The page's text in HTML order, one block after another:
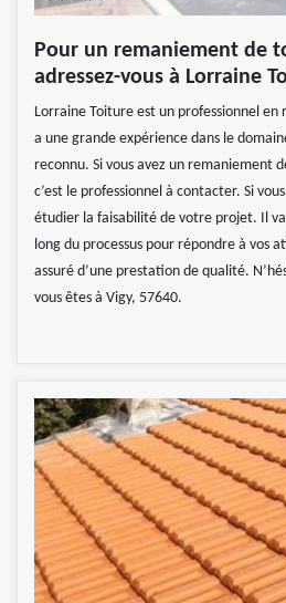
Pour un remaniement de
adressez-vous à Lorraine
Lorraine Toiture est un professionnel
a une grande expérience dans le
reconnu. Si vous avez un remaniement
c’est le professionnel à contacter. Si
étudier la faisabilité de votre projet. Il
long du processus pour répondre à vos
assuré d’une prestation de qualité.
vous êtes à Vigy, 57640.